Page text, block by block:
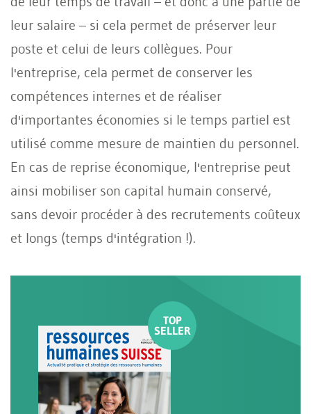
leur salaire – si cela permet de préserver leur
poste et celui de leurs collègues. Pour
l'entreprise, cela permet de conserver les
compétences internes et de réaliser
d'importantes économies si le temps partiel est
utilisé comme mesure de maintien du personnel.
En cas de reprise économique, l'entreprise peut
ainsi mobiliser son capital humain conservé,
sans devoir procéder à des recrutements coûteux
et longs (temps d'intégration !).